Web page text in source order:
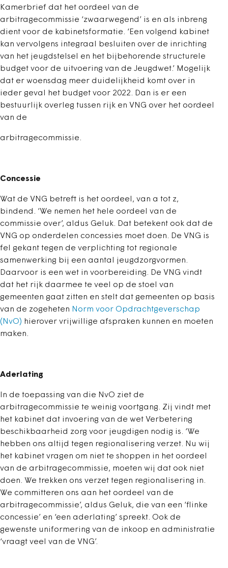
Kamerbrief dat het oordeel van de
arbitragecommissie ‘zwaarwegend’ is en als inbreng
dient voor de kabinetsformatie. ‘Een volgend kabinet
kan vervolgens integraal besluiten over de inrichting
van het jeugdstelsel en het bijbehorende structurele
budget voor de uitvoering van de Jeugdwet.’ Mogelijk
dat er woensdag meer duidelijkheid komt over in
ieder geval het budget voor 2022. Dan is er een
bestuurlijk overleg tussen rijk en VNG over het oordeel
van de
arbitragecommissie.
Concessie
Wat de VNG betreft is het oordeel, van a tot z,
bindend. ‘We nemen het hele oordeel van de
commissie over’, aldus Geluk. Dat betekent ook dat de
VNG op onderdelen concessies moet doen. De VNG is
fel gekant tegen de verplichting tot regionale
samenwerking bij een aantal jeugdzorgvormen.
Daarvoor is een wet in voorbereiding. De VNG vindt
dat het rijk daarmee te veel op de stoel van
gemeenten gaat zitten en stelt dat gemeenten op basis
van de zogeheten Norm voor Opdrachtgeverschap
(NvO) hierover vrijwillige afspraken kunnen en moeten
maken.
Aderlating
In de toepassing van die NvO ziet de
arbitragecommissie te weinig voortgang. Zij vindt met
het kabinet dat invoering van de wet Verbetering
beschikbaarheid zorg voor jeugdigen nodig is. ‘We
hebben ons altijd tegen regionalisering verzet. Nu wij
het kabinet vragen om niet te shoppen in het oordeel
van de arbitragecommissie, moeten wij dat ook niet
doen. We trekken ons verzet tegen regionalisering in.
We committeren ons aan het oordeel van de
arbitragecommissie’, aldus Geluk, die van een ‘flinke
concessie’ en ‘een aderlating’ spreekt. Ook de
gewenste uniformering van de inkoop en administratie
‘vraagt veel van de VNG’.